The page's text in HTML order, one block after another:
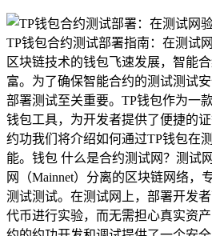
TP钱包合约测试部署指南：在测试
区块链技术的钱包飞速发展，智能
富。为了确保智能合约的测试测试
部署测试至关重要。TP钱包作为一
钱包工具，为开发者提供了便捷的
约功我们将介绍如何通过TP钱包在
能。钱包 什么是合约测试网？测试
网（Mainnet）分离的区块链网络，
测试测试。在测试网上，部署开发
代币进行实验，而无需担心真实资